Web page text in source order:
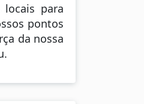
locais para
pontos
da nossa